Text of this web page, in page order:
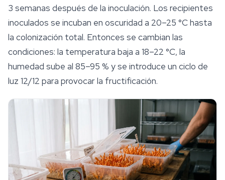
3 semanas después de la inoculación. Los recipientes
inoculados se incuban en oscuridad a 20–25 °C hasta
la colonización total. Entonces se cambian las
condiciones: la temperatura baja a 18–22 °C, la
humedad sube al 85–95 % y se introduce un ciclo de
luz 12/12 para provocar la fructificación.